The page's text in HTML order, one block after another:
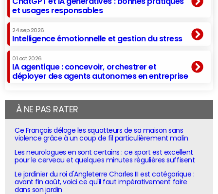
et usages responsables
24 sep 2026
Intelligence émotionnelle et gestion du stress
01 oct 2026
IA agentique : concevoir, orchestrer et
déployer des agents autonomes en entreprise
À NE PAS RATER
Ce Français déloge les squatteurs de sa maison sans
violence grâce à un coup de fil particulièrement malin
Les neurologues en sont certains : ce sport est excellent
pour le cerveau et quelques minutes régulières suffisent
Le jardinier du roi d'Angleterre Charles III est catégorique :
avant fin août, voici ce qu'il faut impérativement faire
dans son jardin